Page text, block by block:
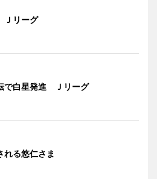
リーグ
で白星発進 Ｊリーグ
れる悠仁さま